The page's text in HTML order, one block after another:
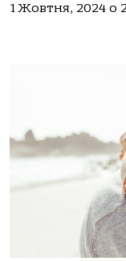
1 Жовтня, 2024 о